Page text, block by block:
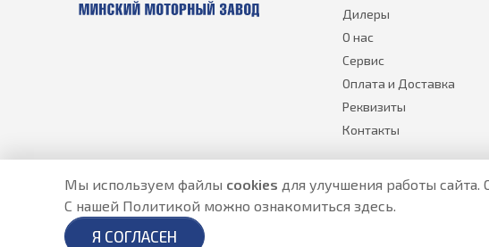
Дилеры
О нас
Сервис
Оплата и Доставка
Реквизиты
Контакты
Разработано в
Мы используем файлы cookies для улучшения работы сайта.
С нашей Политикой можно ознакомиться здесь.
Я СОГЛАСЕН